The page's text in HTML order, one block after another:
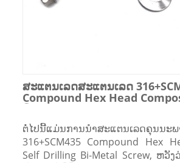
ສະແຕນເລດສະແຕນເລດ
Compound Hex Head
ຕໍ່ໄປນີ້ແມ່ນການນໍາສະແຕນເລດຄຸນນະພ
316+SCM435 Compound Hex
Self Drilling Bi-Metal Screw, ຫວັ